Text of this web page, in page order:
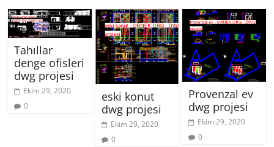
Tahıllar
denge ofisleri
dwg projesi
Ekim 29, 2020
0
eski konut
dwg projesi
Ekim 29, 2020
0
Provenzal ev
dwg projesi
Ekim 29, 2020
0